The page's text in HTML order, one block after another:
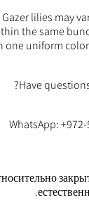
lilies may
the same
uniform
Have